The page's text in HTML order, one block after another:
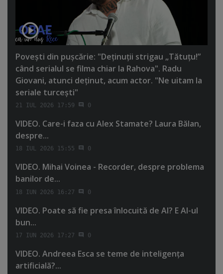
Poveşti din puşcărie: "Deţinuţii strigau „Tătuţu!”
când serialul se filma chiar la Rahova". Radu
Giovani, atunci deţinut, acum actor. "Ne uitam la
seriale turceşti"
21 IUL 2026 17:59 0
VIDEO. Care-i faza cu Alex Stamate? Laura Bălan,
despre...
18 IUL 2026 15:55 0
VIDEO. Mihai Voinea - Recorder, despre problema
banilor de...
18 IUN 2026 16:27 0
VIDEO. Poate să fie presa înlocuită de AI? E AI-ul
bun...
17 IUN 2026 17:27 0
VIDEO. Andreea Esca se teme de inteligenţa
artificială?...